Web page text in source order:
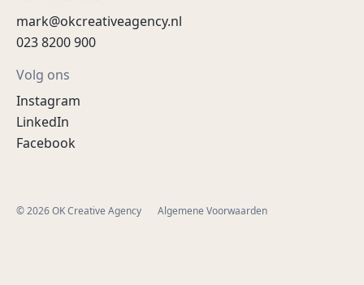
mark@okcreativeagency.nl
023 8200 900
Volg ons
Instagram
LinkedIn
Facebook
© 2026 OK Creative Agency Algemene Voorwaarden